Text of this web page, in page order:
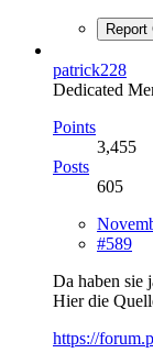
Report
patrick228
Dedicated
Points
3,455
Posts
605
#589
Da haben sie
Hier die
https://